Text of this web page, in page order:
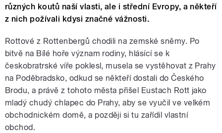
různých koutů naší vlasti, ale i střední Evropy, a někteří
z nich požívali kdysi značné vážnosti.
Rottové z Rottenbergů chodili na zemské sněmy. Po
bitvě na Bílé hoře význam rodiny, hlásící se k
českobratrské víře poklesl, musela se vystěhovat z Prahy
na Poděbradsko, odkud se někteří dostali do Českého
Brodu, a právě z tohoto města přišel Eustach Rott jako
mladý chudý chlapec do Prahy, aby se vyučil ve velkém
obchodnickém domě, a později si tu zařídil vlastní
obchod.